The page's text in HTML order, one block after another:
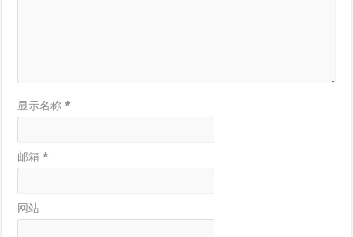
显示名称*
邮箱*
网站